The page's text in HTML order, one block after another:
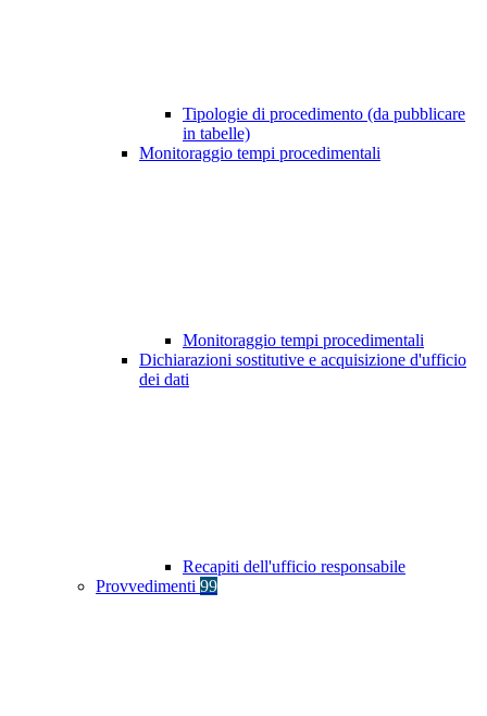
Tipologie di procedimento (da pubblicare
in tabelle)
Monitoraggio tempi procedimentali
Monitoraggio tempi procedimentali
Dichiarazioni sostitutive e acquisizione d'ufficio
dei dati
Recapiti dell'ufficio responsabile
Provvedimenti 99